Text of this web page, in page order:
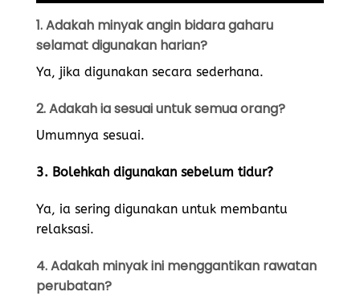
1. Adakah minyak angin bidara gaharu
selamat digunakan harian?
Ya, jika digunakan secara sederhana.
2. Adakah ia sesuai untuk semua orang?
Umumnya sesuai.
3. Bolehkah digunakan sebelum tidur?
Ya, ia sering digunakan untuk membantu
relaksasi.
4. Adakah minyak ini menggantikan rawatan
perubatan?